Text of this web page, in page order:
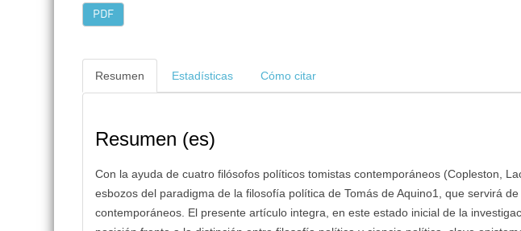
PDF
Resumen Estadísticas Cómo citar
Resumen (es)
Con la ayuda de cuatro filósofos políticos tomistas contemporáneos (Copleston,
esbozos del paradigma de la filosofía política de Tomás de Aquino1, que servirá
contemporáneos. El presente artículo integra, en este estado inicial de la